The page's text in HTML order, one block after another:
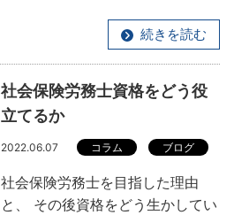
続きを読む
社会保険労務士資格をどう役
立てるか
2022.06.07 コラム ブログ
社会保険労務士を目指した理由
と、 その後資格をどう生かしてい